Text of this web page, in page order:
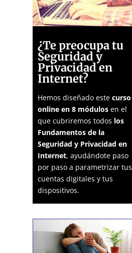
¿Te preocupa tu
Seguridad y
Privacidad en
Internet?
Hemos diseñado estecurso
online en 8 módulos en el
que cubriremos todos los
Fundamentos de la
Seguridad y Privacidad en
Internet, ayudándote paso
por paso a parametrizar tus
cuentas digitales y tus
dispositivos.